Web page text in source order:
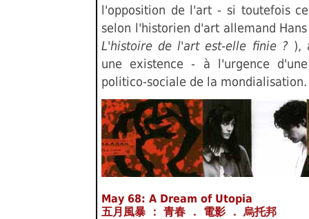
l'opposition de l'art - si toutefois
selon l'historien d'art allemand
L'histoire de l'art est-elle finie ? ),
une existence - à l'urgence
politico-sociale de la mondialisation.
May 68: A Dream of Utopia
五月風暴 ： 青春 ． 電影 ． 烏托邦